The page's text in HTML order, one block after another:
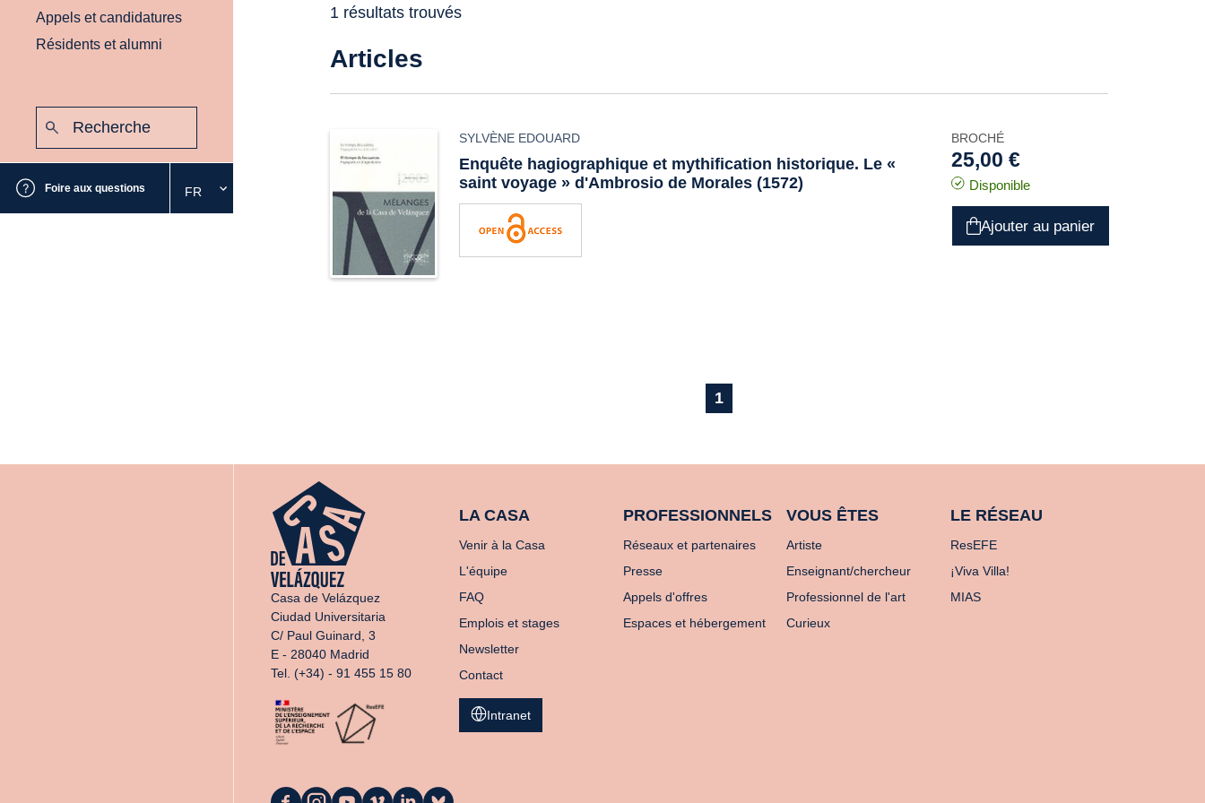
Appels et candidatures
Résidents et alumni
Foire aux questions
Sélectionnez
la
FR
1 résultats trouvés
Articles
SYLVÈNE EDOUARD
Enquête hagiographique et mythification historique. Le «
saint voyage » d'Ambrosio de Morales (1572)
BROCHÉ
25,00 €
Disponible
Ajouter au panier
1
Casa de Velázquez
Ciudad Universitaria
C/ Paul Guinard, 3
E - 28040 Madrid
Tel. (+34) - 91 455 15 80
LA CASA
Venir à la Casa
L'équipe
FAQ
Emplois et stages
Newsletter
Contact
PROFESSIONNELS
Réseaux et partenaires
Presse
Appels d'offres
Espaces et hébergement
VOUS ÊTES
Artiste
Enseignant/chercheur
Professionnel de l'art
Curieux
LE RÉSEAU
ResEFE
¡Viva Villa!
MIAS
Intranet